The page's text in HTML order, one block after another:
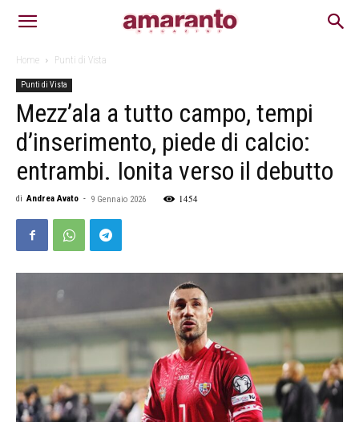
Home Punti di Vista
Punti di Vista
Mezz’ala a tutto campo, tempi
d’inserimento, piede di calcio:
entrambi. Ionita verso il debutto
di Andrea Avato - 9 Gennaio 2026 1454